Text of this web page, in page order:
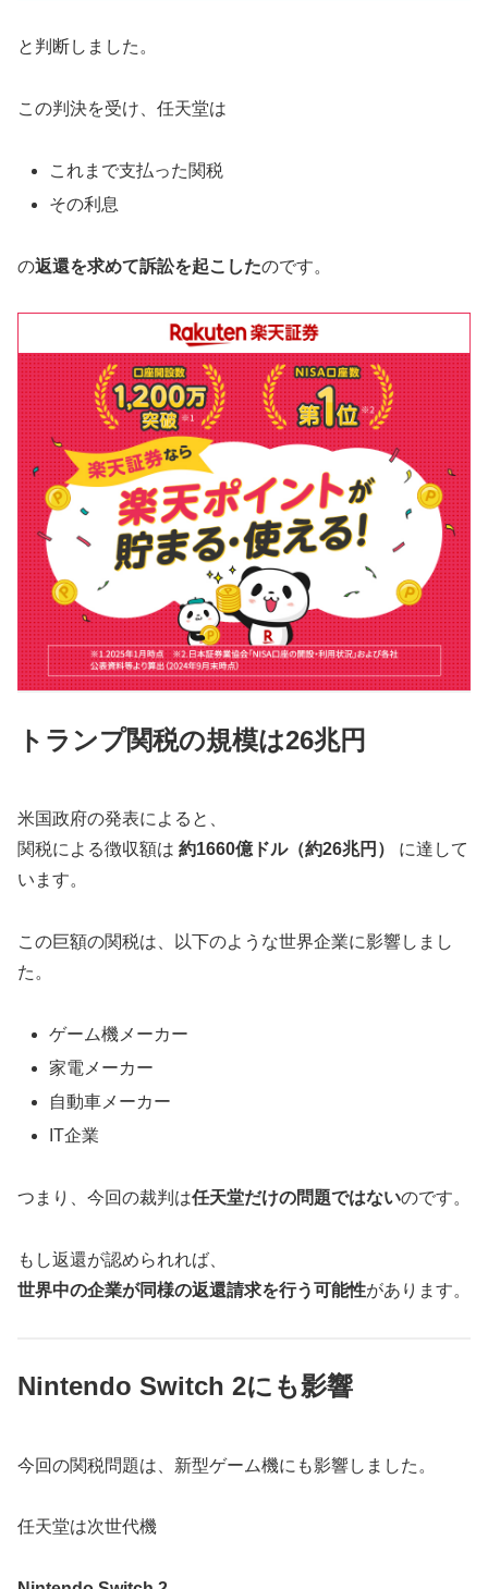
と判断しました。
この判決を受け、任天堂は
これまで支払った関税
その利息
の返還を求めて訴訟を起こしたのです。
トランプ関税の規模は26兆円
米国政府の発表によると、
関税による徴収額は 約1660億ドル（約26兆円）
に達して
います。
この巨額の関税は、以下のような世界企業に影響しまし
た。
ゲーム機メーカー
家電メーカー
自動車メーカー
IT企業
つまり、今回の裁判は任天堂だけの問題ではないのです。
もし返還が認められれば、
世界中の企業が同様の返還請求を行う可能性があります。
Nintendo Switch 2にも影響
今回の関税問題は、新型ゲーム機にも影響しました。
任天堂は次世代機